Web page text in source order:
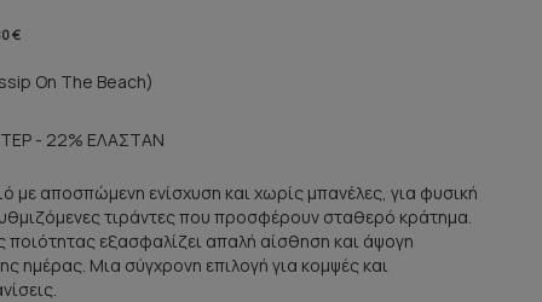
€
On The Beach)
- 22% ΕΛΑΣΤΑΝ
με αποσπώμενη ενίσχυση και χωρίς μπανέλες, για φυσική
τιράντες που προσφέρουν σταθερό κράτημα.
εξασφαλίζει απαλή αίσθηση και άψογη
ημέρας. Μια σύγχρονη επιλογή για κομψές και